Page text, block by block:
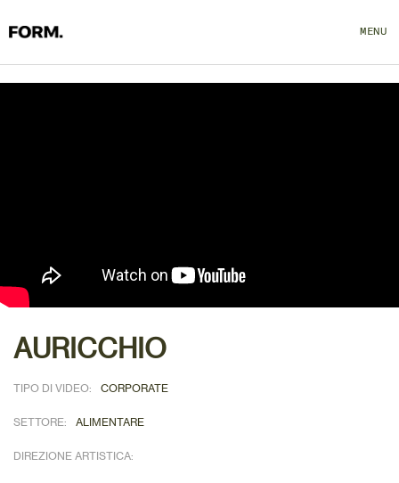
MENU
CLOSE
AURICCHIO
TIPO DI VIDEO: CORPORATE
SETTORE: ALIMENTARE
DIREZIONE ARTISTICA: